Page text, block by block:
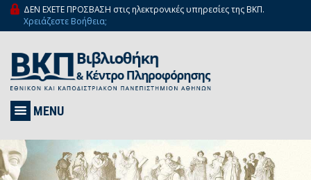
ΔΕΝ ΕΧΕΤΕ ΠΡΟΣΒΑΣΗ στις ηλεκτρονικές υπηρεσίες της ΒΚΠ.
Χρειάζεστε Βοήθεια;
MENU